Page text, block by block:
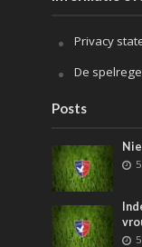
Privacy
De
Posts